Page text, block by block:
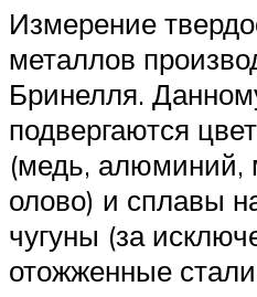
Измерение
металлов
Бринелля.
подвергаются
(медь, алюминий,
олово) и сплавы
чугуны (за
отожженные